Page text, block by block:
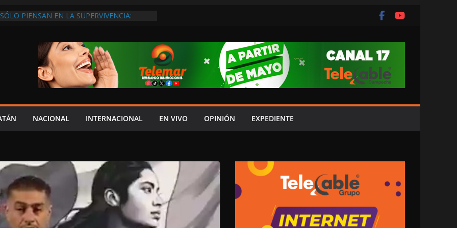
PIENSAN EN LA SUPERVIVENCIA:
REHABILITAR EL CAMINO #LA
DEL NORTE
A CAMPAMENTOS TORTUGUEROS,
LAYDA SE “LEVANTA LA CORBATA” PARA
APOYA A LA ECOLOGÍA: COSGAYA
VERGÜENZA!
EN CAMPECHE Y NADIE
NACIONAL INTERNACIONAL EN VIVO OPINIÓN EXPEDIENTE